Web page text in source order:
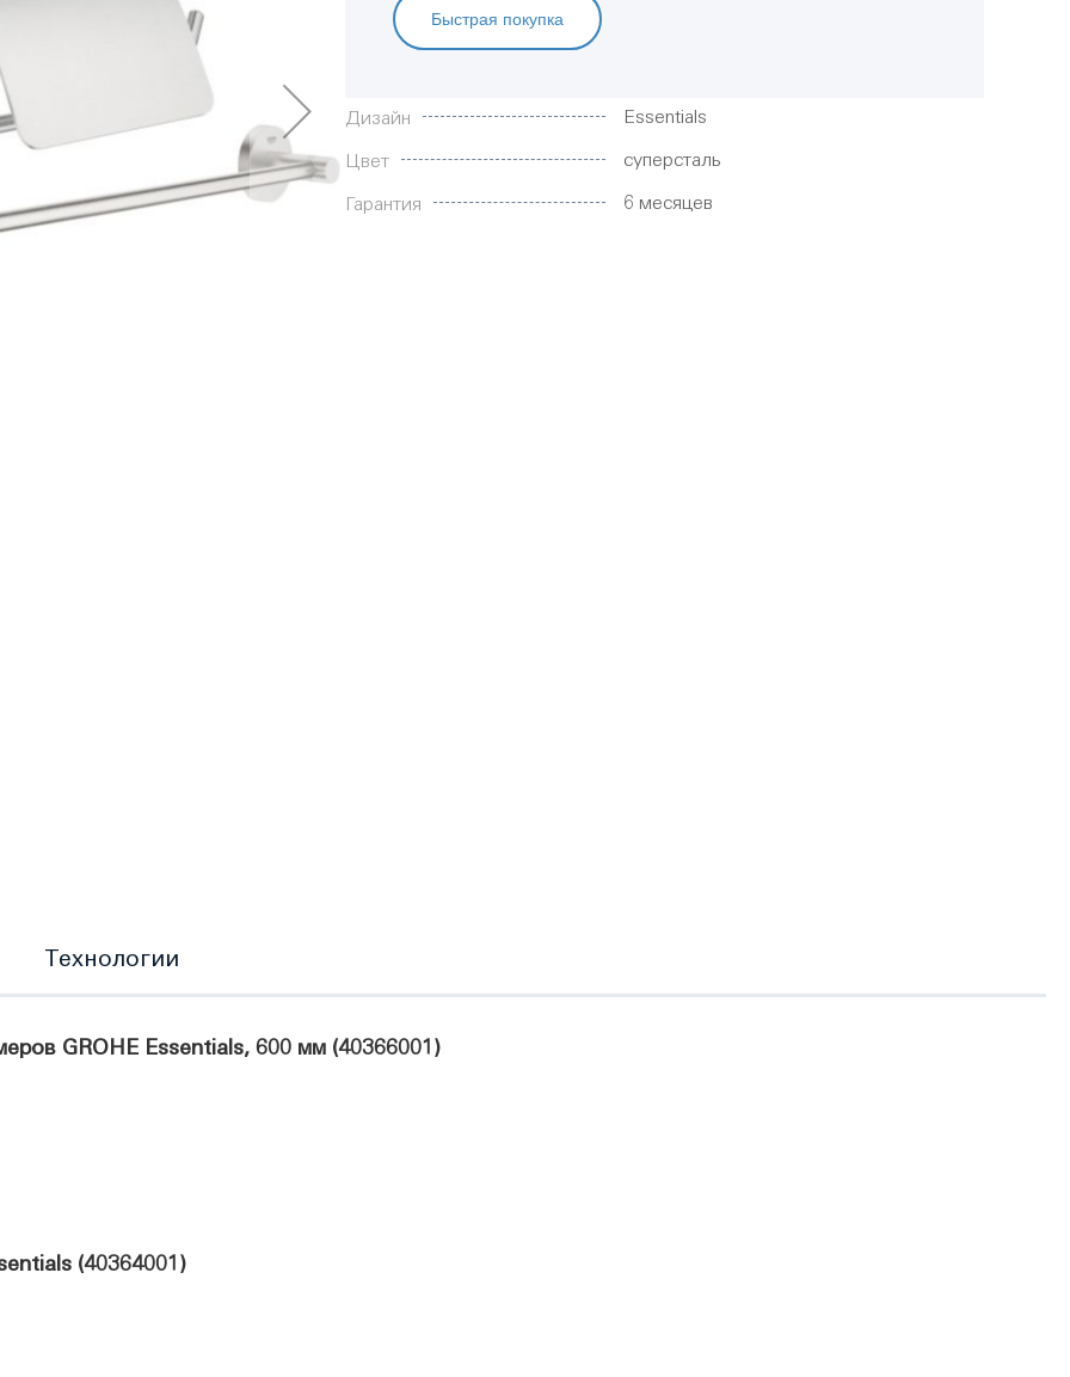
Быстрая покупка
Характеристики
Дизайн Essentials
Цвет суперсталь
Гарантия 6 месяцев
GROHE Essentials, 600 мм (40366001)
(40364001)
Технологии